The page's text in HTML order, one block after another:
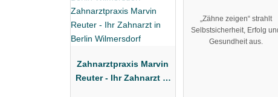
Zahnarztpraxis Marvin
Reuter - Ihr Zahnarzt in
„Zähne zeigen“ strahlt
Selbstsicherheit, Erfolg
Gesundheit aus.